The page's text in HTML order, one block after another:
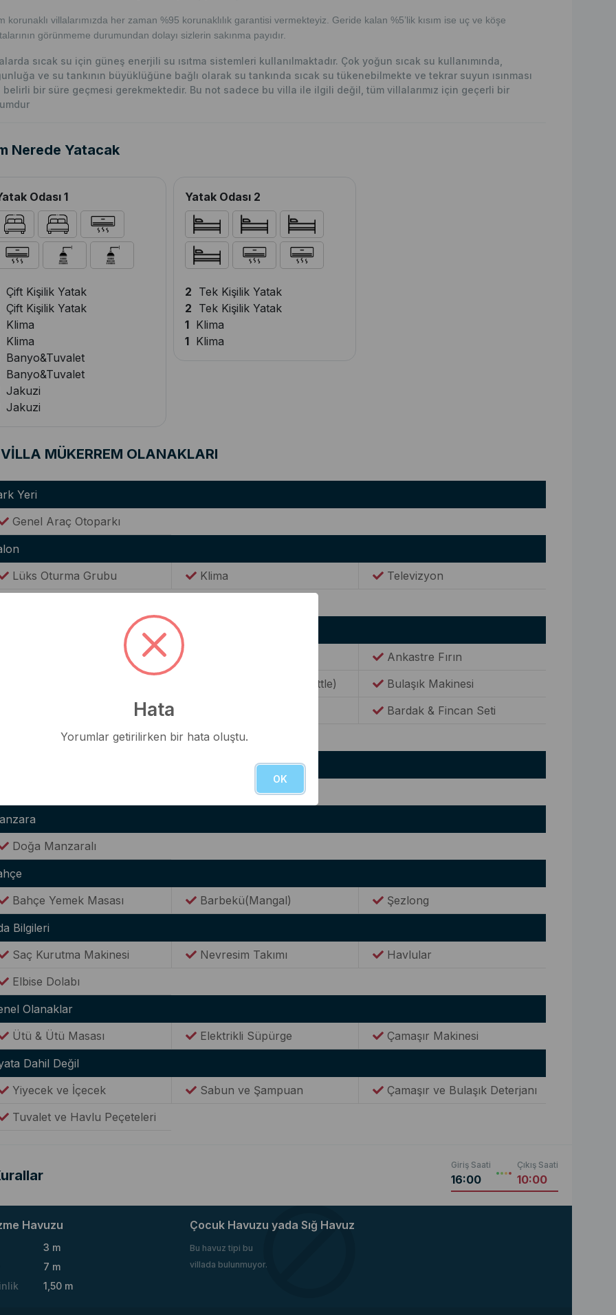
korunaklı villalarımızda her zaman %95 korunaklılık garantisi vermekteyiz. Geride kalan %5’lik kısım ise uç ve köşe
görünmeme durumundan dolayı sizlerin sakınma payıdır.
sıcak su için güneş enerjili su ısıtma sistemleri kullanılmaktadır. Çok yoğun sıcak su kullanımında,
ve su tankının büyüklüğüne bağlı olarak su tankında sıcak su tükenebilmekte ve tekrar suyun ısınması
belirli bir süre geçmesi gerekmektedir. Bu not sadece bu villa ile ilgili değil, tüm villalarımız için geçerli bir
Nerede Yatacak
Odası 1
Çift Kişilik Yatak
Çift Kişilik Yatak
Klima
Klima
Banyo&Tuvalet
Banyo&Tuvalet
Jakuzi
Jakuzi
Yatak Odası 2
2 Tek Kişilik Yatak
2 Tek Kişilik Yatak
1 Klima
1 Klima
VİLLA MÜKERREM OLANAKLARI
Yeri
Genel Araç Otoparkı
Lüks Oturma Grubu
Klima
Televizyon
Modern Amerikan Mutfak
Ankastre Fırın
Elektrikli Su Isıtıcısı(Kettle)
Bulaşık Makinesi
Tencere & Tava Takımları
Bardak & Fincan Seti
Kaşık & Çatal Seti
Doğa Manzaralı
Bahçe Yemek Masası
Barbekü(Mangal)
Şezlong
Bilgileri
Saç Kurutma Makinesi
Nevresim Takımı
Havlular
Elbise Dolabı
Olanaklar
Ütü & Ütü Masası
Elektrikli Süpürge
Çamaşır Makinesi
Dahil Değil
Yiyecek ve İçecek
Sabun ve Şampuan
Çamaşır ve Bulaşık Deterjanı
Tuvalet ve Havlu Peçeteleri
Giriş Saati
16:00
Çıkış Saati
10:00
Havuzu
3 m
7 m
1,50 m
Çocuk Havuzu yada Sığ Havuz
Bu havuz tipi bu
villada bulunmuyor.
Hata
Yorumlar getirilirken bir hata oluştu.
OK